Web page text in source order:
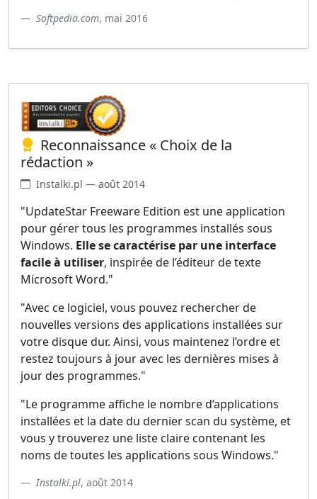
Softpedia.com, mai 2016
Reconnaissance « Choix de la
rédaction »
Instalki.pl — août 2014
"UpdateStar Freeware Edition est une application
pour gérer tous les programmes installés sous
Windows. Elle se caractérise par une interface
facile à utiliser, inspirée de l’éditeur de texte
Microsoft Word."
"Avec ce logiciel, vous pouvez rechercher de
nouvelles versions des applications installées sur
votre disque dur. Ainsi, vous maintenez l’ordre et
restez toujours à jour avec les dernières mises à
jour des programmes."
"Le programme affiche le nombre d’applications
installées et la date du dernier scan du système, et
vous y trouverez une liste claire contenant les
noms de toutes les applications sous Windows."
Instalki.pl, août 2014